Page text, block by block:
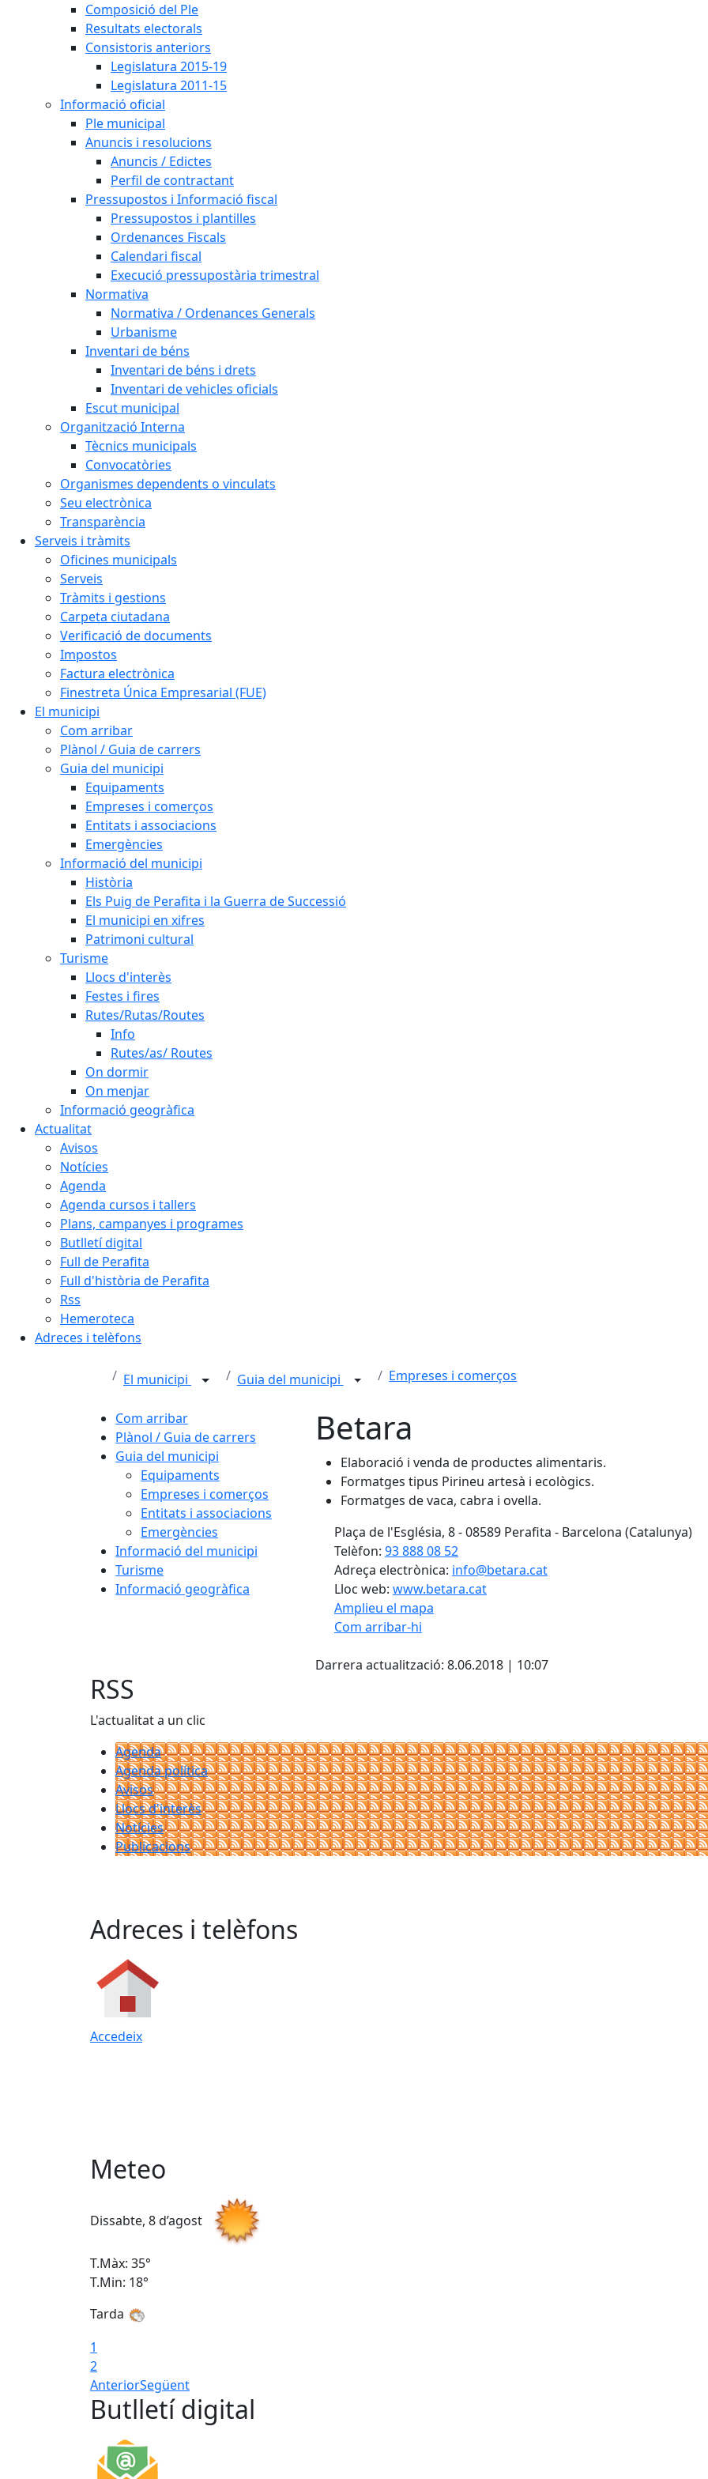
Composició del Ple
Resultats electorals
Consistoris anteriors
Legislatura 2015-19
Legislatura 2011-15
Informació oficial
Ple municipal
Anuncis i resolucions
Anuncis / Edictes
Perfil de contractant
Pressupostos i Informació fiscal
Pressupostos i plantilles
Ordenances Fiscals
Calendari fiscal
Execució pressupostària trimestral
Normativa
Normativa / Ordenances Generals
Urbanisme
Inventari de béns
Inventari de béns i drets
Inventari de vehicles oficials
Escut municipal
Organització Interna
Tècnics municipals
Convocatòries
Organismes dependents o vinculats
Seu electrònica
Transparència
Serveis i tràmits
Oficines municipals
Serveis
Tràmits i gestions
Carpeta ciutadana
Verificació de documents
Impostos
Factura electrònica
Finestreta Única Empresarial (FUE)
El municipi
Com arribar
Plànol / Guia de carrers
Guia del municipi
Equipaments
Empreses i comerços
Entitats i associacions
Emergències
Informació del municipi
Història
Els Puig de Perafita i la Guerra de Successió
El municipi en xifres
Patrimoni cultural
Turisme
Llocs d'interès
Festes i fires
Rutes/Rutas/Routes
Info
Rutes/as/ Routes
On dormir
On menjar
Informació geogràfica
Actualitat
Avisos
Notícies
Agenda
Agenda cursos i tallers
Plans, campanyes i programes
Butlletí digital
Full de Perafita
Full d'història de Perafita
Rss
Hemeroteca
Adreces i telèfons
El municipi Guia del municipi Empreses i comerços
Com arribar
Plànol / Guia de carrers
Guia del municipi
Equipaments
Empreses i comerços
Entitats i associacions
Emergències
Informació del municipi
Turisme
Informació geogràfica
Betara
Elaboració i venda de productes alimentaris.
Formatges tipus Pirineu artesà i ecològics.
Formatges de vaca, cabra i ovella.
Plaça de l'Església, 8 - 08589 Perafita - Barcelona (Catalunya)
Telèfon: 93 888 08 52
Adreça electrònica: info@betara.cat
Lloc web: www.betara.cat
Amplieu el mapa
Com arribar-hi
+
Darrera actualització: 8.06.2018 | 10:07
RSS
L'actualitat a un clic
Agenda
Agenda política
Avisos
Llocs d'interès
Notícies
Publicacions
Adreces i telèfons
Accedeix
Meteo
Dissabte, 8 d’agost
T.Màx: 35°
T.Min: 18°
Tarda
1
2
AnteriorSegüent
Butlletí digital